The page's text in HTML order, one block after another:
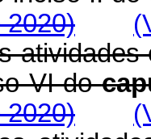
2020)
atividades
VI do
2020)